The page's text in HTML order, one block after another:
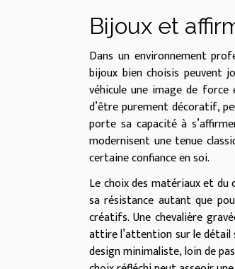
Bijoux et
Dans un environnement
bijoux bien choisis peuvent
véhicule une image de
d’être purement décoratif,
porte sa capacité à
modernisent une tenue
certaine confiance en soi.
Le choix des matériaux et du
sa résistance autant que
créatifs. Une chevalière
attire l’attention sur le détail
design minimaliste, loin de